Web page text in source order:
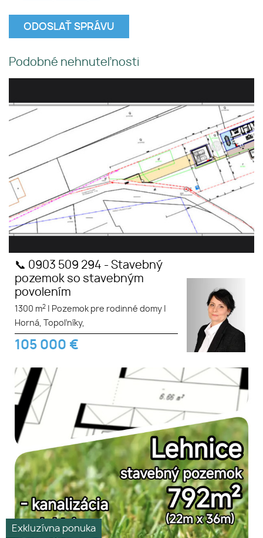
Podobné nehnuteľnosti
stavebný pozemok spolu so
STAVEBNÝM POVOLENÍM
platným do r. 2027 v obci
Topoľníky
📞 0903 509 294 - Stavebný
pozemok so stavebným
povolením
1300 m2 Pozemok pre rodinné domy
Horná, Topoľníky,
105 000 €
Exkluzívna ponuka